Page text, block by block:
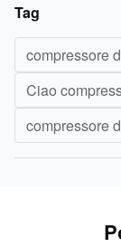
Tag
compressore
Ciao
compressore